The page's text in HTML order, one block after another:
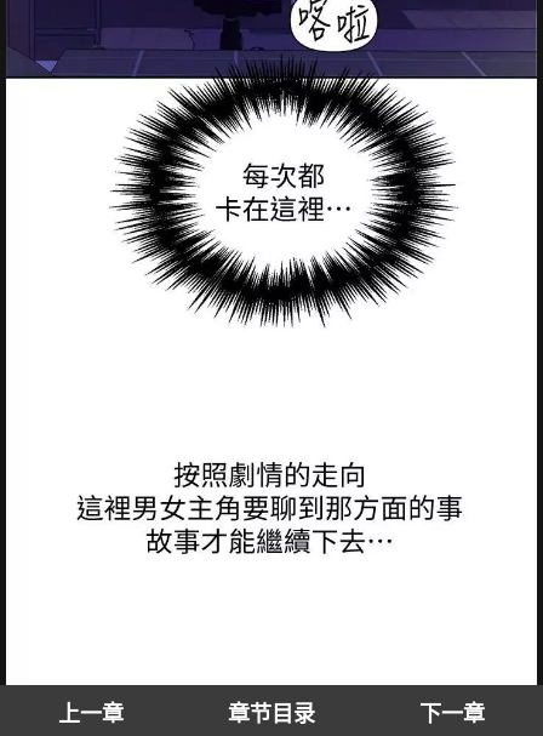
上一章 章节目录 下一章